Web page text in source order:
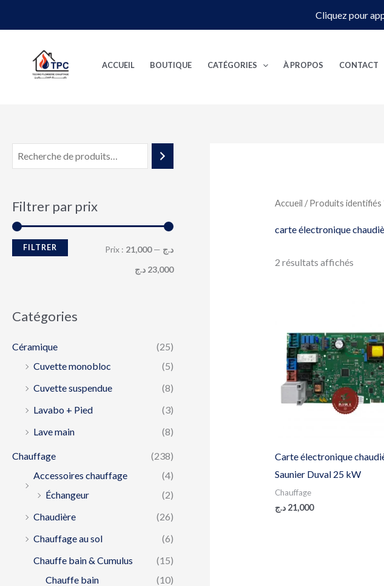
Cliquez pour
ACCUEIL BOUTIQUE CATÉGORIES À PROPOS CONTACT
Filtrer par prix
FILTRER Prix : 21,000 د.ج —
23,000 د.ج
Catégories
Céramique
(25)
Cuvette monobloc
(5)
Cuvette suspendue
(8)
Lavabo + Pied
(3)
Lave main
(8)
Chauffage
(238)
Accessoires chauffage
(4)
Échangeur
(2)
Chaudière
(26)
Chauffage au sol
(6)
Chauffe bain & Cumulus
(15)
Chauffe bain
(10)
Accueil / Produits identifiés
carte électronique
2 résultats affichés
Carte électronique
Saunier Duval 25 kW
Chauffage
21,000 د.ج